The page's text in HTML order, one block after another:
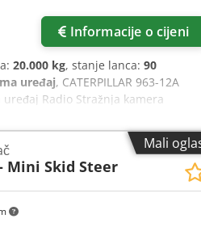
Informacije o cijeni
20.000 kg, stanje lanca: 90
uređaj, CATERPILLAR 963-12A
Radio Stražnja kamera
Pločice podvozja: 550 mm
20 t. Codpfsyidn Tjx Aa Ejrf
Mali
Mini Skid Steer